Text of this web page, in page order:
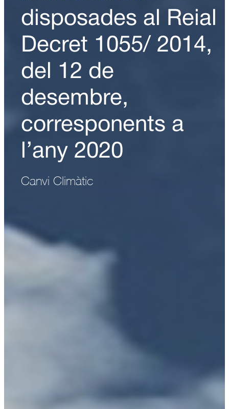
disposades al Reial
Decret 1055/ 2014,
del 12 de
desembre,
corresponents a
l’any 2020
Canvi Climàtic